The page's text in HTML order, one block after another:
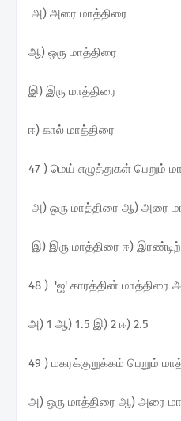
அ) அரை மாத்திரை
ஆ) ஒரு மாத்திரை
இ) இரு மாத்திரை
ஈ) கால் மாத்திரை
47 ) மெய் எழுத்துகள் பெறும்
அ) ஒரு மாத்திரை ஆ) அரை
இ) இரு மாத்திரை ஈ)
48 ) 'ஐ' காரத்தின் மாத்திரை
அ) 1 ஆ) 1.5 இ) 2 ஈ) 2.5
49 ) மகரக்குறுக்கம் பெறும்
அ) ஒரு மாத்திரை ஆ) அரை